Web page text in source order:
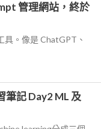
管理網站，終於
具。像是 ChatGPT、
記 Day2 ML 及